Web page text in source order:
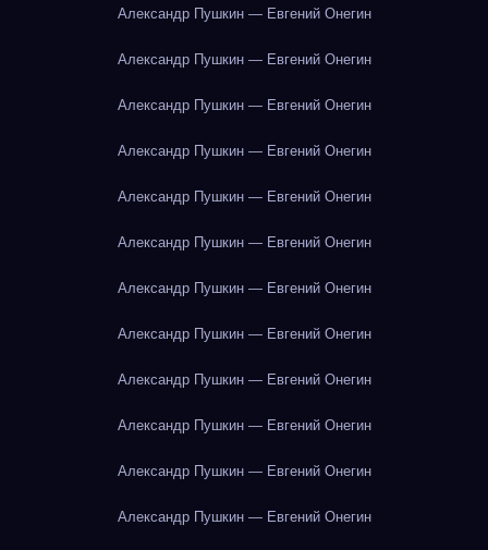
Александр Пушкин — Евгений Онегин
Александр Пушкин — Евгений Онегин
Александр Пушкин — Евгений Онегин
Александр Пушкин — Евгений Онегин
Александр Пушкин — Евгений Онегин
Александр Пушкин — Евгений Онегин
Александр Пушкин — Евгений Онегин
Александр Пушкин — Евгений Онегин
Александр Пушкин — Евгений Онегин
Александр Пушкин — Евгений Онегин
Александр Пушкин — Евгений Онегин
Александр Пушкин — Евгений Онегин